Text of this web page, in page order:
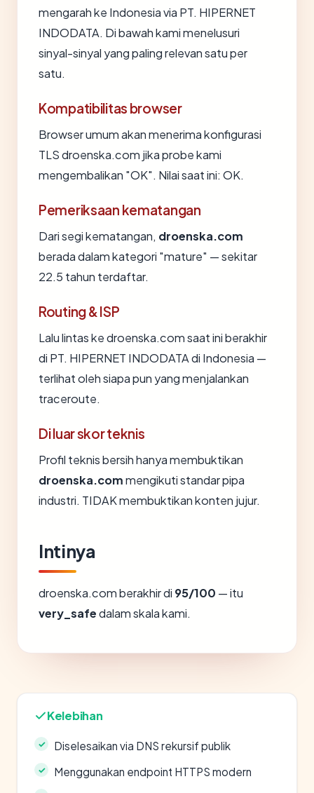
mengarah ke Indonesia via PT. HIPERNET
INDODATA. Di bawah kami menelusuri
sinyal-sinyal yang paling relevan satu per
satu.
Kompatibilitas browser
Browser umum akan menerima konfigurasi
TLS droenska.com jika probe kami
mengembalikan "OK". Nilai saat ini: OK.
Pemeriksaan kematangan
Dari segi kematangan, droenska.com
berada dalam kategori "mature" — sekitar
22.5 tahun terdaftar.
Routing & ISP
Lalu lintas ke droenska.com saat ini berakhir
di PT. HIPERNET INDODATA di Indonesia —
terlihat oleh siapa pun yang menjalankan
traceroute.
Di luar skor teknis
Profil teknis bersih hanya membuktikan
droenska.commengikuti standar pipa
industri. TIDAK membuktikan konten jujur.
Intinya
droenska.com berakhir di 95/100 — itu
very_safedalam skala kami.
Kelebihan
Diselesaikan via DNS rekursif publik
Menggunakan endpoint HTTPS modern